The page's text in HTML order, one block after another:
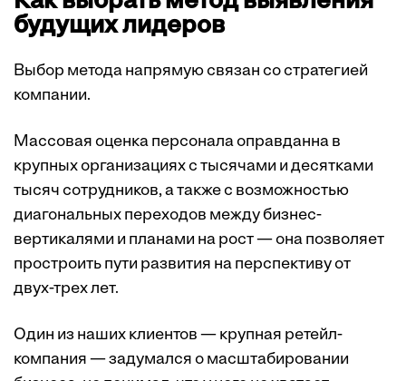
будущих лидеров
Выбор метода напрямую связан со стратегией
компании.
Массовая оценка персонала оправданна в
крупных организациях с тысячами и десятками
тысяч сотрудников, а также с возможностью
диагональных переходов между бизнес-
вертикалями и планами на рост — она позволяет
простроить пути развития на перспективу от
двух-трех лет.
Один из наших клиентов — крупная ретейл-
компания — задумался о масштабировании